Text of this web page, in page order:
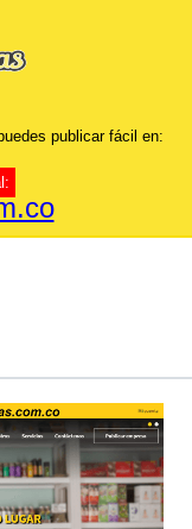
publicar fácil en: